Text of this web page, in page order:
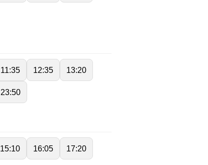
11:35 12:35 13:20
23:50
15:10 16:05 17:20